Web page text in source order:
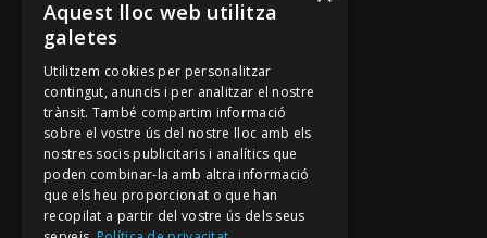
Cançoner
Tradicionari
Arxiu Oral
Contacte
Segueix-nos
Mallorca Oral, un projecte de
Aquest lloc web utilitza
galetes
Utilitzem cookies per personalitzar
contingut, anuncis i per analitzar el nostre
trànsit. També compartim informació
sobre el vostre ús del nostre lloc amb els
nostres socis publicitaris i analítics que
poden combinar-la amb altra informació
que els heu proporcionat o que han
recopilat a partir del vostre ús dels seus